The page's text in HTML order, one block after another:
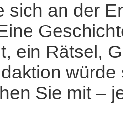
sich an der
ein Rätsel,
Sie mit –